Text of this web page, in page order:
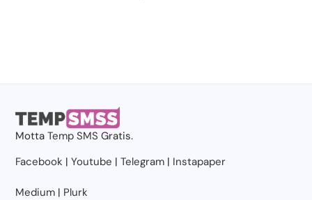
MottaTemp SMS Gratis.
Facebook |Youtube |Telegram | Instapaper
Medium | Plurk